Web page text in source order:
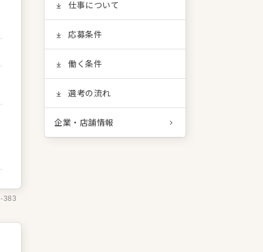
383
仕事について
応募条件
働く条件
選考の流れ
企業・店舗情報